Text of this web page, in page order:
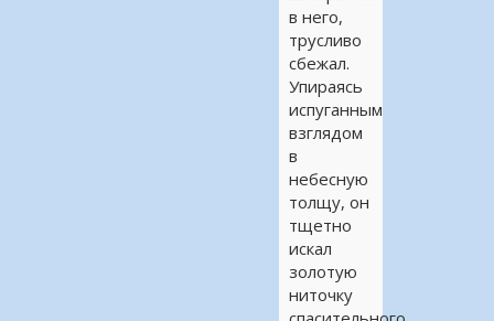
в него,
трусливо
сбежал.
Упираясь
испуганным
взглядом
в
небесную
толщу, он
тщетно
искал
золотую
ниточку